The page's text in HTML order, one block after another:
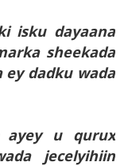
isku dayaana
sheekada
ey dadku wada
ayey u qurux
jecelyihiin